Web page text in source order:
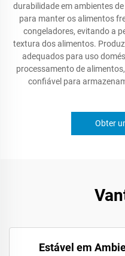
durabilidade em ambientes
para manter os alimentos
congeladores, evitando a
textura dos alimentos.
adequados para uso
processamento de
confiável para
Obter
Estável em